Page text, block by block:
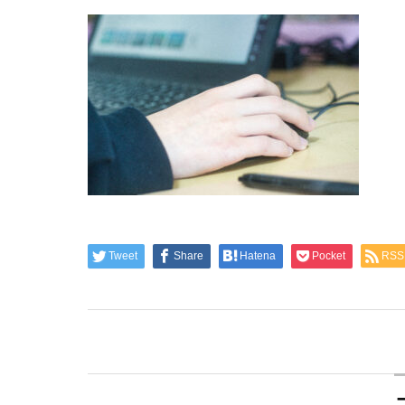
Tweet Share Hatena Pocket RSS